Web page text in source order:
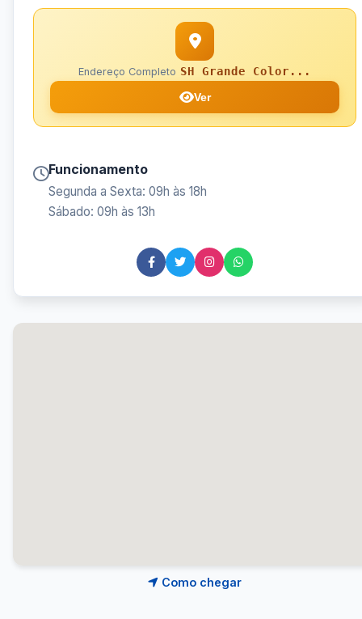
Endereço Completo SH Grande Color...
Ver
Funcionamento
Segunda a Sexta: 09h às 18h
Sábado: 09h às 13h
Como chegar